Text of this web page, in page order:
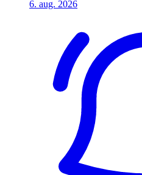
6. aug. 2026